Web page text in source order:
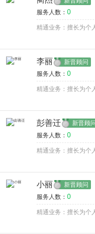
服务人数： 0
精通业务：擅长为个
李丽 新晋顾问
服务人数： 0
精通业务：擅长为个
彭善迁 新晋顾问
服务人数： 0
精通业务：擅长为个
小丽 新晋顾问
服务人数： 0
精通业务：擅长为个